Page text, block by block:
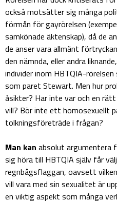
också motsätter sig många
förmån för gayrörelsen
samkönade äktenskap), då de
de anser vara allmänt
den nämnda, eller andra
individer inom HBTQIA-
som paret Stewart. Men hur
åsikter? Har inte var och en
vill? Bör inte ett homosexuellt
tolkningsföreträde i frågan?
Man kan absolut argumentera
sig höra till HBTQIA själv får
regnbågsflaggan, oavsett
vill vara med sin sexualitet är
en viktig aspekt som många